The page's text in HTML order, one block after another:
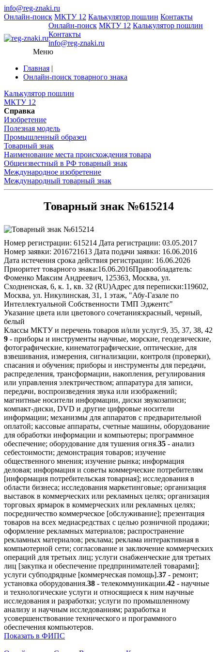
info@reg-znaki.ru
Онлайн-поиск МКТУ 12 Калькулятор пошлин Контакты
Онлайн-поиск МКТУ 12 Калькулятор пошлин
Контакты
info@reg-znaki.ru
Меню
Главная |
Онлайн-поиск товарного знака
Калькулятор пошлин
МКТУ 12
Справка
Изобретение
Полезная модель
Промышленный образец
Товарный знак
Наименование места происхождения товара
Общеизвестный в РФ товарный знак
Международное изобретение
Международный товарный знак
Товарный знак №615214
Номер регистрации: 615214 Дата регистрации: 03.05.2017
Номер заявки: 2016721613 Дата подачи заявки: 16.06.2016
Дата истечения срока действия регистрации: 16.06.2026
Приоритет товарного знака:16.06.2016Правообладатель:
Фоменко Максим Андреевич, 125363, Москва, ул.
Сходненская, 6, к. 1, кв. 32 (RU)Адрес для переписки:119602,
Москва, ул. Никулинская, 31, 1 этаж, "Абу-Газале по
Интеллектуальной Собственности ТМП Эджентс"
Указание цвета или цветового сочетания:красный, черный,
белый
Классы МКТУ и перечень товаров и/или услуг:9, 35, 37, 38, 42
9 - приборы и инструменты научные, морские, геодезические,
фотографические, кинематографические, оптические, для
взвешивания, измерения, сигнализации, контроля (проверки),
спасания и обучения; приборы и инструменты для передачи,
распределения, трансформации, накопления, регулирования
или управления электричеством; аппаратура для записи,
передачи, воспроизведения звука или изображений;
магнитные носители информации, диски звукозаписи;
компакт-диски, DVD и другие цифровые носители
информации; механизмы для аппаратов с предварительной
оплатой; кассовые аппараты, счетные машины, оборудование
для обработки информации и компьютеры; программное
обеспечение; оборудование для тушения огня.35 - анализ
себестоимости; демонстрация товаров; изучение
общественного мнения; изучение рынка; информация
деловая; информация и советы коммерческие потребителям
[информация потребительская товарная]; исследования в
области бизнеса; исследования маркетинговые; организация
выставок в коммерческих или рекламных целях; организация
торговых ярмарок в коммерческих или рекламных целях;
посредничество коммерческое [обслуживание]; презентация
товаров на всех медиасредствах с целью розничной продажи;
оформление рекламных материалов; распространение
рекламных материалов; реклама; реклама интерактивная в
компьютерной сети; согласование и заключение коммерческих
операций для третьих лиц; услуги снабженческие для третьих
лиц [закупка и обеспечение предпринимателей товарами];
услуги субподрядные [коммерческая помощь].37 - ремонт;
установка оборудования.38 - телекоммуникации.42 - научные
и технологические услуги и относящиеся к ним научные
исследования и разработки; услуги по промышленному
анализу и научным исследованиям; разработка и
усовершенствование технического и программного
обеспечения компьютеров.
Показать в ФИПС